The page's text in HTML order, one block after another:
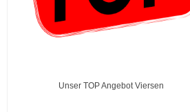
Unser TOP Angebot Viersen